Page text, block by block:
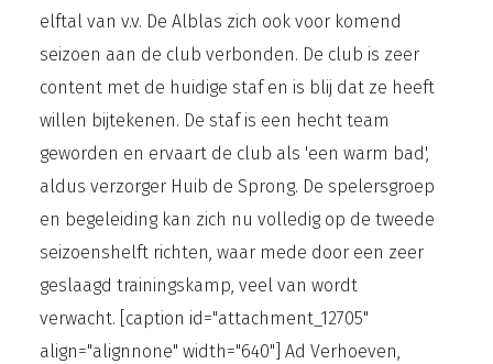
elftal van v.v. De Alblas zich ook voor komend
seizoen aan de club verbonden. De club is zeer
content met de huidige staf en is blij dat ze heeft
willen bijtekenen. De staf is een hecht team
geworden en ervaart de club als 'een warm bad',
aldus verzorger Huib de Sprong. De spelersgroep
en begeleiding kan zich nu volledig op de tweede
seizoenshelft richten, waar mede door een zeer
geslaagd trainingskamp, veel van wordt
verwacht. [caption id="attachment_12705"
align="alignnone" width="640"] Ad Verhoeven,